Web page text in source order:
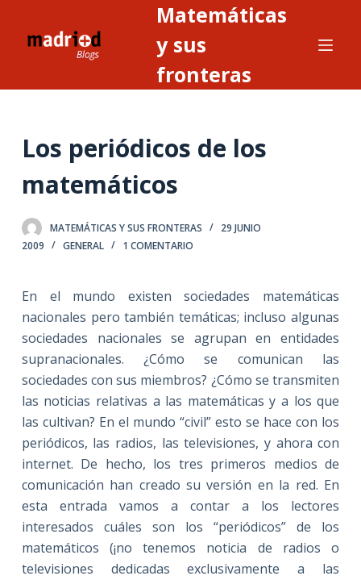
n
n
d
o
Matemáticas
y sus
fronteras
Los periódicos de los
matemáticos
MATEMÁTICAS Y SUS FRONTERAS
29 JUNIO
2009
GENERAL 1 COMENTARIO
En el mundo existen sociedades matemáticas
nacionales pero también temáticas; incluso algunas
sociedades nacionales se agrupan en entidades
supranacionales. ¿Cómo se comunican las
sociedades con sus miembros? ¿Cómo se transmiten
las noticias relativas a las matemáticas y a los que
las cultivan? En el mundo “civil” esto se hace con los
periódicos, las radios, las televisiones, y ahora con
internet. De hecho, los tres primeros medios de
comunicación han creado su versión en la red. En
esta entrada vamos a contar a los lectores
interesados cuáles son los “periódicos” de los
matemáticos (¡no tenemos noticia de radios o
televisiones dedicadas exclusivamente a las